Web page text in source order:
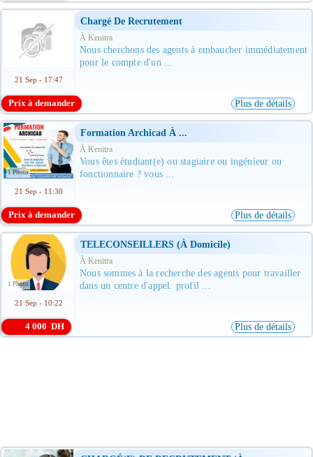
21 Sep - 17:47
Chargé De Recrutement
À Kenitra
Nous cherchons des agents à embaucher immédiatement
pour le compte d'un ...
Prix à demander Plus de détails
1 Photo
21 Sep - 11:30
Formation Archicad À ...
À Kenitra
Vous êtes étudiant(e) ou stagiaire ou ingénieur ou
fonctionnaire ? vous ...
Prix à demander Plus de détails
1 Photo
21 Sep - 10:22
TELECONSEILLERS (à Domicile)
À Kenitra
Nous sommes à la recherche des agents pour travailler
dans un centre d'appel. profil ...
4 000 DH Plus de détails